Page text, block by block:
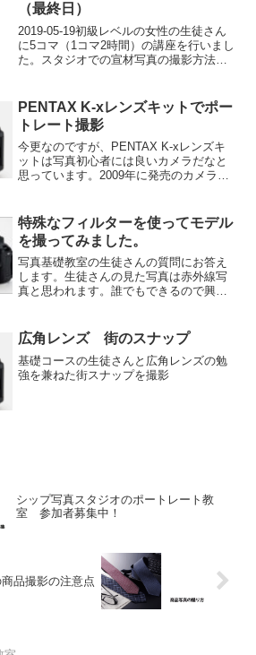
（最終日）
2019-05-19初級レベルの女性の生徒さん
に5コマ（1コマ2時間）の講座を行いまし
た。スタジオでの宣材写真の撮影方法の
入とのことでした。最終日ですので、基
礎...
PENTAX K-xレンズキットでポー
トレート撮影
今更なのですが、PENTAX K-xレンズキ
ットは写真初心者には良いカメラだなと
思っています。2009年に発売のカメラで
PENTAX K-xレンズキット撮影したポー
トレート写...
特殊なフィルターを使ってモデル
を撮ってみました。
写真基礎教室の生徒さんの質問にお答え
します。生徒さんの見た写真は赤外線写
真と思われます。誰でもできるので興味
ート髪の毛や目の感じが普通のモノクロ
と違うのがわかると思います...
広角レンズ 街のスナップ
基礎コースの生徒さんと広角レンズの勉
強を兼ねた街スナップを撮影
シップ写真スタジオのポートレート教
室 参加者募集中！
品撮影の注意点